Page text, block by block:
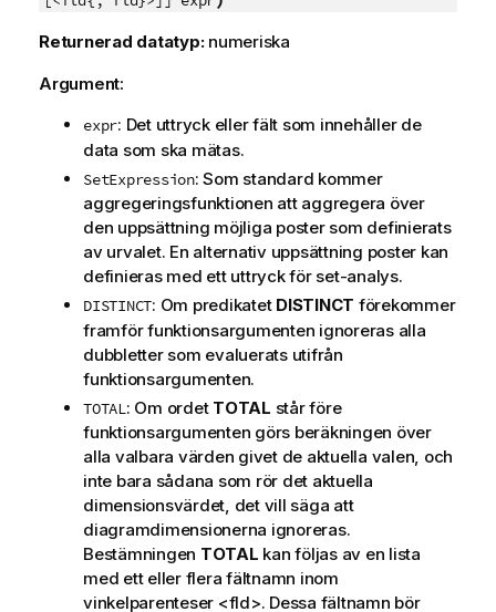
Returnerad datatyp: numeriska
Argument:
expr: Det uttryck eller fält som innehåller de
data som ska mätas.
SetExpression: Som standard kommer
aggregeringsfunktionen att aggregera över
den uppsättning möjliga poster som definierats
av urvalet. En alternativ uppsättning poster kan
definieras med ett uttryck för set-analys.
DISTINCT: Om predikatet DISTINCT förekommer
framför funktionsargumenten ignoreras alla
dubbletter som evaluerats utifrån
funktionsargumenten.
TOTAL: Om ordet TOTAL står före
funktionsargumenten görs beräkningen över
alla valbara värden givet de aktuella valen, och
inte bara sådana som rör det aktuella
dimensionsvärdet, det vill säga att
diagramdimensionerna ignoreras.
Bestämningen TOTAL kan följas av en lista
med ett eller flera fältnamn inom
vinkelparenteser <fld>. Dessa fältnamn bör